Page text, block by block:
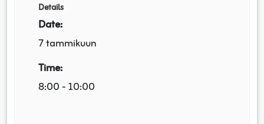
Details
Date:
7 tammikuun
Time:
8:00 - 10:00